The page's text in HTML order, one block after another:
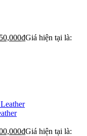
₫Giá hiện tại là:
₫Giá hiện tại là: